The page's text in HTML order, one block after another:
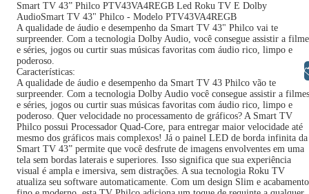
Smart TV 43” Philco PTV43VA4REGB Led Roku TV E Dolby
AudioSmart TV 43" Philco - Modelo PTV43VA4REGB
A qualidade de áudio e desempenho da Smart TV 43" Philco vai te
surpreender. Com a tecnologia Dolby Audio, você consegue assistir a
e séries, jogos ou curtir suas músicas favoritas com áudio rico, limpo e
poderoso.
Características:
A qualidade de áudio e desempenho da Smart TV 43 Philco vão te
surpreender. Com a tecnologia Dolby Audio você consegue assistir a filmes
e séries, jogos ou curtir suas músicas favoritas com áudio rico, limpo e
poderoso. Quer velocidade no processamento de gráficos? A Smart TV
Philco possui Processador Quad-Core, para entregar maior velocidade até
mesmo dos gráficos mais complexos! Já o painel LED de borda infinita da
Smart TV 43” permite que você desfrute de imagens envolventes em uma
tela sem bordas laterais e superiores. Isso significa que sua experiência
visual é ampla e imersiva, sem distrações. A sua tecnologia Roku TV
atualiza seu software automaticamente. Com um design Slim e acabamento